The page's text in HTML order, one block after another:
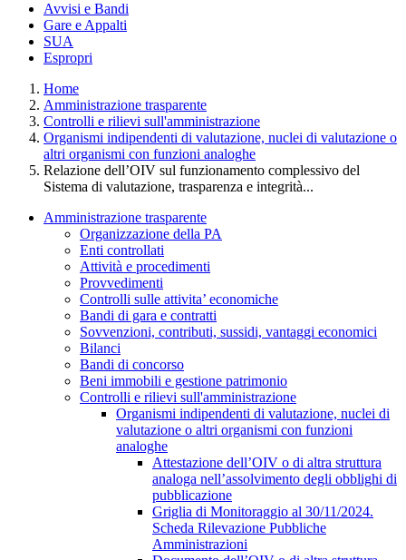
Avvisi e Bandi
Gare e Appalti
SUA
Espropri
Home
Amministrazione trasparente
Controlli e rilievi sull'amministrazione
Organismi indipendenti di valutazione, nuclei di valutazione o
altri organismi con funzioni analoghe
Relazione dell’OIV sul funzionamento complessivo del
Sistema di valutazione, trasparenza e integrità...
Amministrazione trasparente
Organizzazione della PA
Enti controllati
Attività e procedimenti
Provvedimenti
Controlli sulle attivita’ economiche
Bandi di gara e contratti
Sovvenzioni, contributi, sussidi, vantaggi economici
Bilanci
Bandi di concorso
Beni immobili e gestione patrimonio
Controlli e rilievi sull'amministrazione
Organismi indipendenti di valutazione, nuclei di
valutazione o altri organismi con funzioni
analoghe
Attestazione dell’OIV o di altra struttura
analoga nell’assolvimento degli obblighi di
pubblicazione
Griglia di Monitoraggio al 30/11/2024.
Scheda Rilevazione Pubbliche
Amministrazioni